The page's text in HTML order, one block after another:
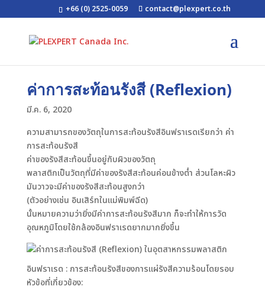
+66 (0) 2525-0059 contact@plexpert.co.th
ค่าการสะท้อนรังสี (Reflexion)
มี.ค. 6, 2020
ความสามารถของวัตถุในการสะท้อนรังสีอินฟราเรดเรียกว่า ค่า
การสะท้อนรังสี
ค่าของรังสีสะท้อนขึ้นอยู่กับผิวของวัตถุ
พลาสติกเป็นวัตถุที่มีค่าของรังสีสะท้อนค่อนข้างต่ำ ส่วนโลหะผิว
มันวาวจะมีค่าของรังสีสะท้อนสูงกว่า
(ตัวอย่างเช่น อินเสิร์ทในแม่พิมพ์ฉีด)
นั้นหมายความว่ายิ่งมีค่าการสะท้อนรังสีมาก ก็จะทำให้การวัด
อุณหภูมิโดยใช้กล้องอินฟราเรดยากมากยิ่งขึ้น
อินฟราเรด : การสะท้อนรังสีของการแผ่รังสีความร้อนโดยรอบ
หัวข้อที่เกี่ยวข้อง: